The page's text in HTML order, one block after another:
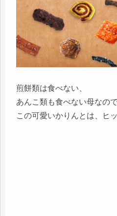
煎餅類は食べない、
あんこ類も食べない母なので
この可愛いかりんとは、ヒ